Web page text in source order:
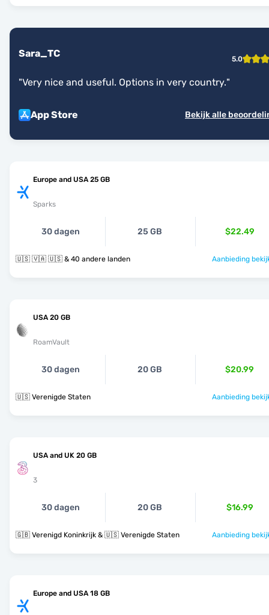
Sara_TC 5.0
"Very nice and useful. Options in very country."
App Store Bekijk alle
Europe and USA 25 GB
Sparks
30 dagen 25 GB $22.49
🇺🇸 🇻🇦 🇺🇸 & 40 andere landen Aanbieding
USA 20 GB
RoamVault
30 dagen 20 GB $20.99
🇺🇸 Verenigde Staten Aanbieding
USA and UK 20 GB
3
30 dagen 20 GB $16.99
🇬🇧 Verenigd Koninkrijk & 🇺🇸 Verenigde Staten Aanbieding
Europe and USA 18 GB